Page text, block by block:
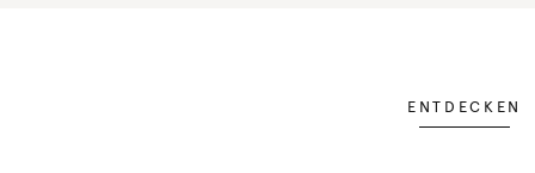
ENTDECKEN